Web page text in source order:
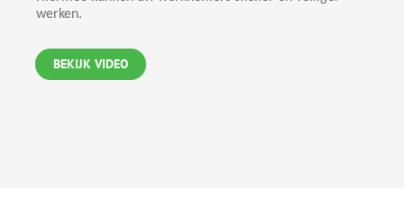
werken.
BEKIJK VIDEO